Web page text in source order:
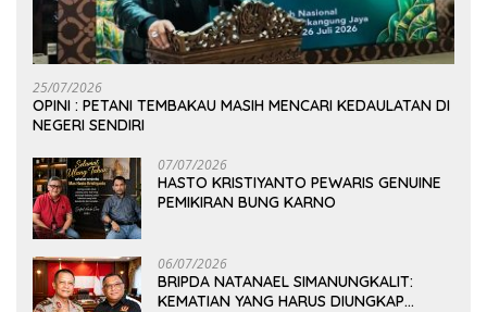
25/07/2026
OPINI : PETANI TEMBAKAU MASIH MENCARI KEDAULATAN DI
NEGERI SENDIRI
07/07/2026
HASTO KRISTIYANTO PEWARIS GENUINE
PEMIKIRAN BUNG KARNO
06/07/2026
BRIPDA NATANAEL SIMANUNGKALIT:
KEMATIAN YANG HARUS DIUNGKAP